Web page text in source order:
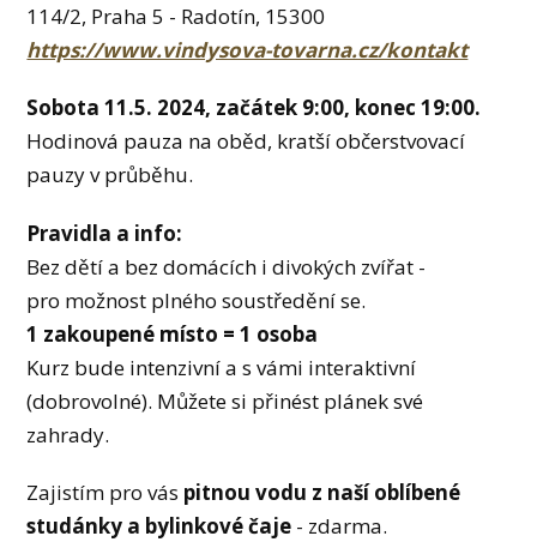
114/2, Praha 5 - Radotín, 15300
https://www.vindysova-tovarna.cz/kontakt
Sobota 11.5. 2024, začátek 9:00, konec 19:00.
Hodinová pauza na oběd, kratší občerstvovací
pauzy v průběhu.
Pravidla a info:
Bez dětí a bez domácích i divokých zvířat -
pro možnost plného soustředění se.
1 zakoupené místo = 1 osoba
Kurz bude intenzivní a s vámi interaktivní
(dobrovolné). Můžete si přinést plánek své
zahrady.
Zajistím pro vás pitnou vodu z naší oblíbené
studánky a bylinkové čaje - zdarma.